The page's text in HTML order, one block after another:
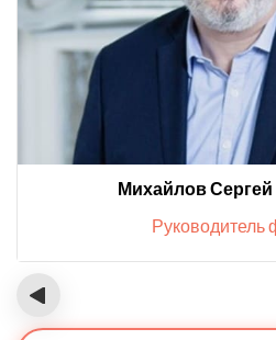
Михайлов
Руководитель
‹